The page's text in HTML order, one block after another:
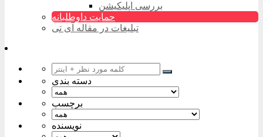
بررسی اپلیکیشن
حمایت داوطلبانه
تبلیغات در مقاله آی تی
دسته بندی
برچسب
نویسنده